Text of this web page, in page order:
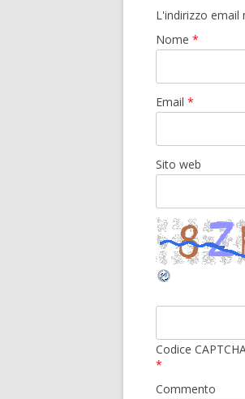
L'indirizzo email
Nome *
Email *
Sito web
Codice
*
Commento